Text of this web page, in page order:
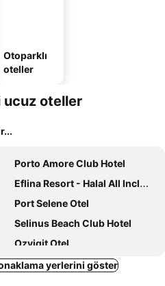
Otoparklı
oteller
ucuz oteller
Porto Amore Club Hotel
Eflina Resort - Halal All Inclusive
Port Selene Otel
Selinus Beach Club Hotel
Ozyigit Otel
Hare
yerlerini göster